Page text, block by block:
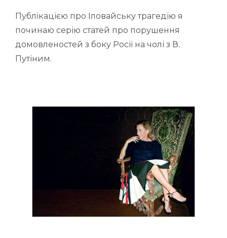
Публікацією про Іловайську трагедію я
починаю серію статей про порушення
домовленостей з боку Росії на чолі з В.
Путіним.